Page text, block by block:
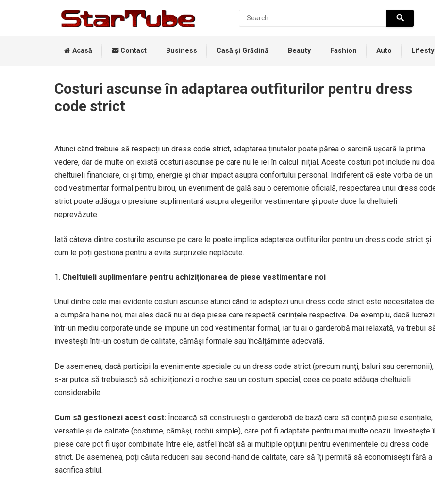
Acasă Contact Business Casă și Grădină Beauty Fashion Auto
Costuri ascunse în adaptarea outfiturilor pentru dress
code strict
Atunci când trebuie să respecți un dress code strict, adaptarea ținutelor poate părea o sarcină ușoară la prima
vedere, dar de multe ori există costuri ascunse pe care nu le iei în calcul inițial. Aceste costuri pot include nu
cheltuieli financiare, ci și timp, energie și chiar impact asupra confortului personal. Indiferent că este vorba de un
cod vestimentar formal pentru birou, un eveniment de gală sau o ceremonie oficială, respectarea unui dress
strict poate adăuga o presiune suplimentară asupra alegerilor vestimentare și poate duce la cheltuieli
neprevăzute.
Iată câteva dintre costurile ascunse pe care le poate implica adaptarea outfiturilor pentru un dress code strict și
cum le poți gestiona pentru a evita surprizele neplăcute.
Cheltuieli suplimentare pentru achiziționarea de piese vestimentare noi
Unul dintre cele mai evidente costuri ascunse atunci când te adaptezi unui dress code strict este necesitatea de
a cumpăra haine noi, mai ales dacă nu ai deja piese care respectă cerințele respective. De exemplu, dacă lucrezi
într-un mediu corporate unde se impune un cod vestimentar formal, iar tu ai o garderobă mai relaxată, va trebui
investești într-un costum de calitate, cămăși formale sau încălțăminte adecvată.
De asemenea, dacă participi la evenimente speciale cu un dress code strict (precum nunți, baluri sau ceremonii),
s-ar putea să trebuiască să achiziționezi o rochie sau un costum special, ceea ce poate adăuga cheltuieli
considerabile.
Cum să gestionezi acest cost: Încearcă să construiești o garderobă de bază care să conțină piese esențiale,
versatile și de calitate (costume, cămăși, rochii simple), care pot fi adaptate pentru mai multe ocazii. Investește
piese care pot fi ușor combinate între ele, astfel încât să ai multiple opțiuni pentru evenimentele cu dress code
strict. De asemenea, poți căuta reduceri sau second-hand de calitate, care să îți permită să economisești fără a
sacrifica stilul.